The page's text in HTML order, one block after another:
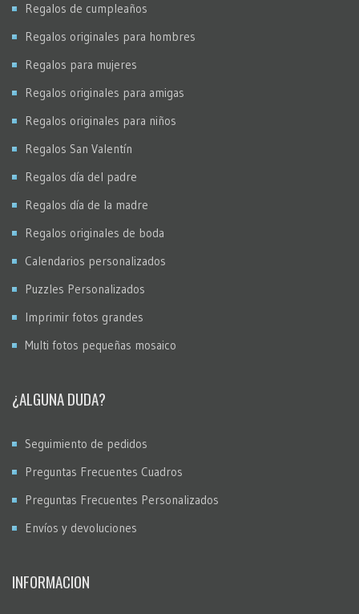
Regalos de cumpleaños
Regalos originales para hombres
Regalos para mujeres
Regalos originales para amigas
Regalos originales para niños
Regalos San Valentín
Regalos día del padre
Regalos día de la madre
Regalos originales de boda
Calendarios personalizados
Puzzles Personalizados
Imprimir fotos grandes
Multi fotos pequeñas mosaico
¿ALGUNA DUDA?
Seguimiento de pedidos
Preguntas Frecuentes Cuadros
Preguntas Frecuentes Personalizados
Envíos y devoluciones
INFORMACION